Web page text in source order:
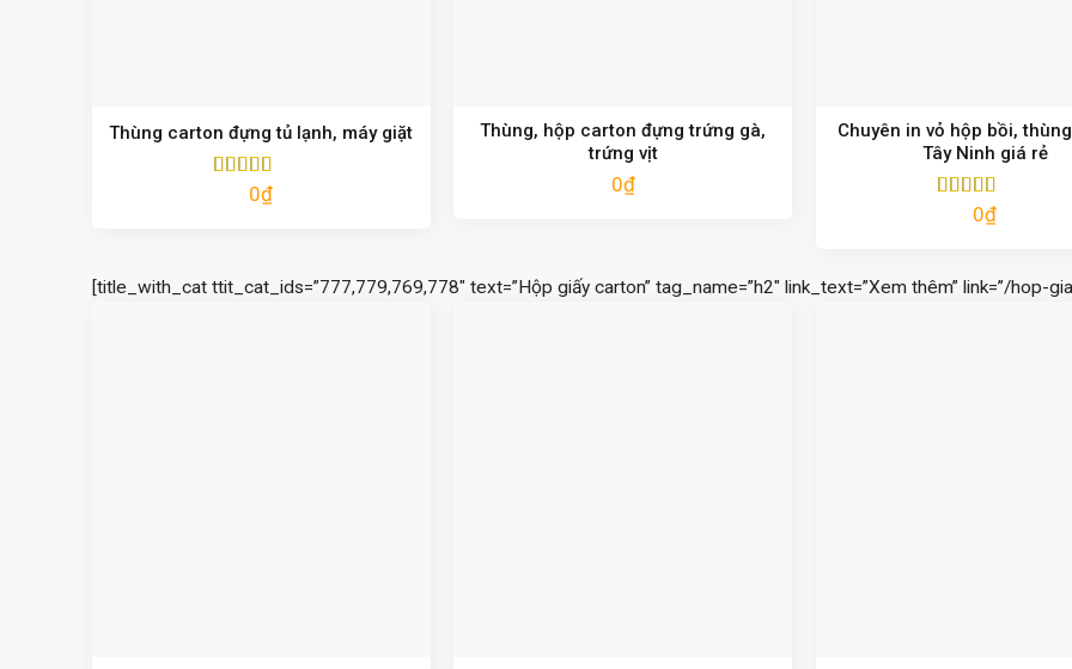
Thùng carton đựng tủ lạnh, máy giặt
Được xếp
0₫
Thùng, hộp carton đựng trứng gà,
trứng vịt
0₫
Chuyên in vỏ hộp bồi,
Tây Ninh giá rẻ
Được xếp
0₫
[title_with_cat ttit_cat_ids=”777,779,769,778″ text=”Hộp giấy carton” tag_name=”h2″ link_text=”Xem thêm” link=”/hop-